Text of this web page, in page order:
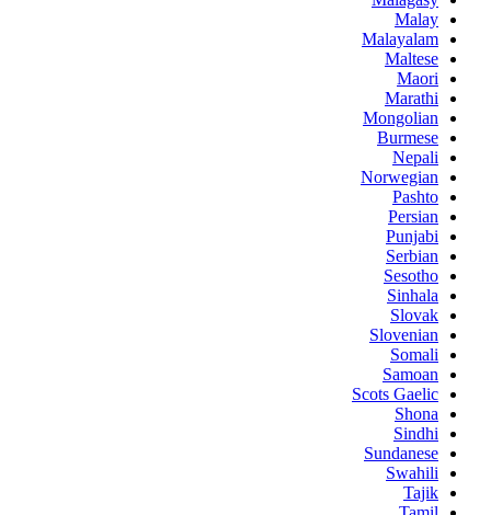
Malay
Malayalam
Maltese
Maori
Marathi
Mongolian
Burmese
Nepali
Norwegian
Pashto
Persian
Punjabi
Serbian
Sesotho
Sinhala
Slovak
Slovenian
Somali
Samoan
Scots Gaelic
Shona
Sindhi
Sundanese
Swahili
Tajik